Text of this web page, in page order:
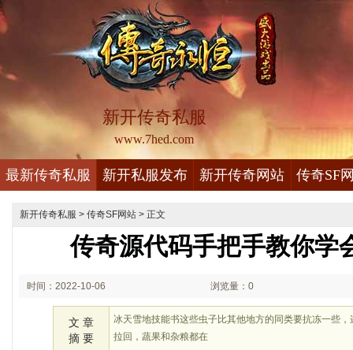
新开传奇私服
www.7hed.com
最新传奇私服 新开私服发布 新开传奇网站 传奇SF
新开传奇私服 > 传奇SF网站 > 正文
传奇源代码手把手教你学
时间：2022-10-06 浏览量：0
文 章
摘 要
冰天雪地技能书这些虫子比其他地方的同类要抗冻一些
拉回，蔬果和杂粮都在